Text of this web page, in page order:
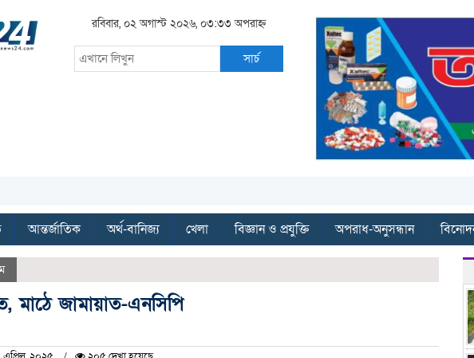
রবিবার, ০২ অগাস্ট ২০২৬, ০৩:৩৩ অপরাহ্ন
সার্চ
আন্তর্জাতিক অর্থ-বানিজ্য খেলা বিজ্ঞান ও প্রযুক্তি অপরাধ-অনুসন্ধান
মাঠে জামায়াত-এনসিপি